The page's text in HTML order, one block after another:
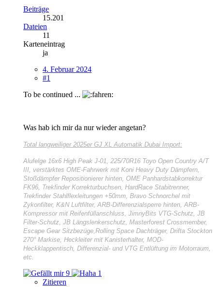
Beiträge
15.201
Dateien
11
Karteneintrag
ja
4. Februar 2024
#1
To be continued ...
Was hab ich mir da nur wieder angetan?
Total langweiliger 2025er GJ XL Automatik Dubai Import:
Alufelge 16x6 High Peak J-01, 225/70R16 Toyo Open Country A/T
III, verstärktes OME-Fahrwerk mit Koni Heavy Duty Dämpfern,
Stoßdämpfer Repositionierer hinten, OME Panhardstabkorrektur
FK96, Trekfinder Korrekturbuchsen, HardRace Stabitrenner,
Trekfinder Stahlflexleitungen +50mm, Bravo Schnorchel mit
Zykonfilter, K&N Luftfilter, ARB-Differenzialsperre hinten, ARB-
Kompressor mit Reifenfüllanschluss, JimnyBits VTG-Schutz, JB
Filter-Schutz, JB Längslenkerschutz, Masterforest Crossmember,
Escape Gear Sitzbezüge,Rolling Space Dachträger, Drifta Stockton
270° Markise, Heckleiter mit Kanisterhalter, MOD-
Heckklappentisch, Differenzial- und VTG Entlüftung im Motorraum,
etc.
9
1
Zitieren